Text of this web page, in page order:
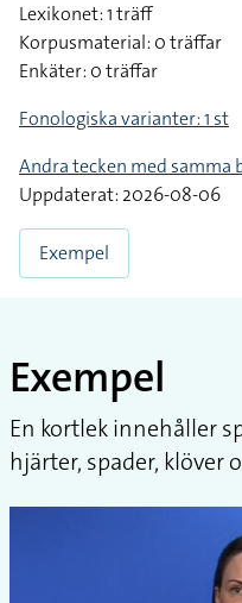
Lexikonet: 1 träff
Korpusmaterial: 0 träffar
Enkäter: 0 träffar
Fonologiska varianter: 1 st
Andra tecken med samma
Uppdaterat: 2026-08-06
Exempel
Exempel
En kortlek innehåller
hjärter, spader, klöver